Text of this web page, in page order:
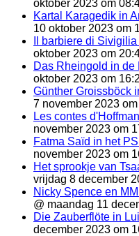
oktober 2023 om
Kartal Karagedik in
10 oktober 2023 om
Il barbiere di
oktober 2023 om
Das Rheingold in de
oktober 2023 om
Günther Groissböck
7 november 2023
Les contes
november 2023 om
Fatma Saïd in het
november 2023 om
Het sprookje van
vrijdag 8 december
Nicky Spence en
@ maandag 11
Die Zauberflöte in
december 2023 om